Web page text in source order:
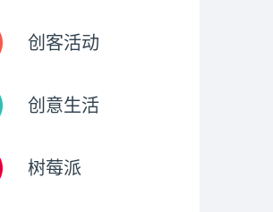
创客活动
创意生活
树莓派